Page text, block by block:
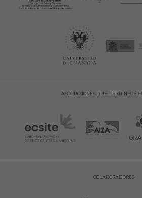
ASOCIACIONES QUE PERTENECE
COLABORADORES